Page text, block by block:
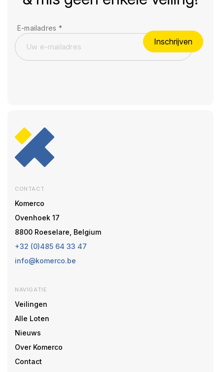
E-mailadres *
Inschrijven
CONTACT
Komerco
Ovenhoek 17
8800 Roeselare, Belgium
+32 (0)485 64 33 47
info@komerco.be
NAVIGATIE
Veilingen
Alle Loten
Nieuws
Over Komerco
Contact